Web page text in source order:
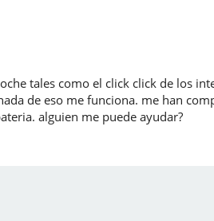
tales como el click click de los
de eso me funciona. me han
alguien me puede ayudar?